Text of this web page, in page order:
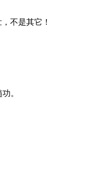
不是其它！
。